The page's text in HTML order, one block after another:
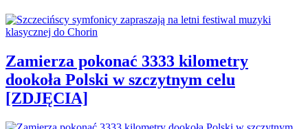
Zamierza pokonać 3333 kilometry
dookoła Polski w szczytnym celu
[ZDJĘCIA]